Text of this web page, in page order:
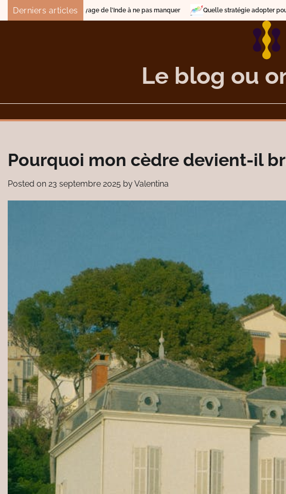
SkipDerniers articles
de l’Inde à ne pas manquer Quelle stratégie adopter pour être premier dans Google ?
Le blog ou
Pourquoi mon cèdre devient-il
Posted on 23 septembre 2025 byValentina